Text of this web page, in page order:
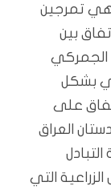
حدودية هي تمرجين
بين
الجمركي
أي بشكل
على
العراق
التي